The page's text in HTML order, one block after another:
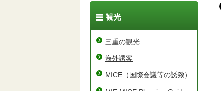
観光
三重の観光
海外誘客
MICE（国際会議等の誘致）